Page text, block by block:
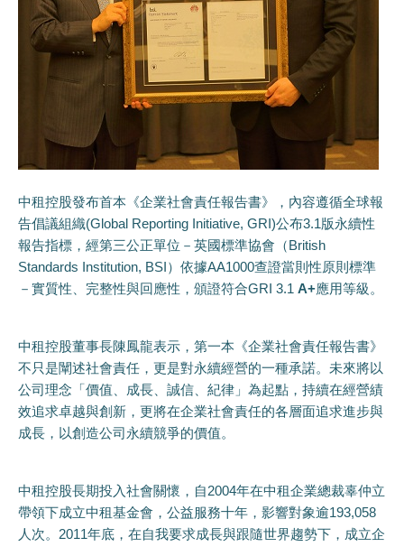
中租控股發布首本《企業社會責任報告書》，內容遵循全球報
告倡議組織(Global Reporting Initiative, GRI)公布3.1版永續性
報告指標，經第三公正單位－英國標準協會（British
Standards Institution, BSI）依據AA1000查證當則性原則標準
－實質性、完整性與回應性，頒證符合GRI 3.1 A+應用等級。
中租控股董事長陳鳳龍表示，第一本《企業社會責任報告書》
不只是闡述社會責任，更是對永續經營的一種承諾。未來將以
公司理念「價值、成長、誠信、紀律」為起點，持續在經營績
效追求卓越與創新，更將在企業社會責任的各層面追求進步與
成長，以創造公司永續競爭的價值。
中租控股長期投入社會關懷，自2004年在中租企業總裁辜仲立
帶領下成立中租基金會，公益服務十年，影響對象逾193,058
人次。2011年底，在自我要求成長與跟隨世界趨勢下，成立企